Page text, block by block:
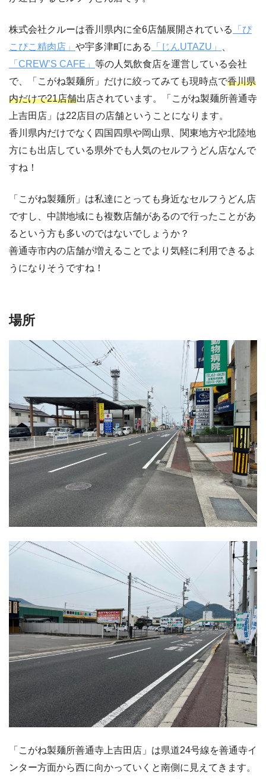
株式会社クルーは香川県内に全6店舗展開されている
「ぴ
こぴこ精肉店」 や宇多津町にある 「じんUTAZU」
「CREW’S CAFE」 等の人気飲食店を運営している会社
で、「こがね製麺所」だけに絞ってみても現時点で香川県
内だけで21店舗出店されています。「こがね製麺所善通寺
上吉田店」は22店目の店舗ということになります。
香川県内だけでなく四国四県や岡山県、関東地方や北陸地
方にも出店している県外でも人気のセルフうどん店なんで
すね！
「こがね製麺所」は私達にとっても身近なセルフうどん店
ですし、中讃地域にも複数店舗があるので行ったことがあ
るという方も多いのではないでしょうか？
善通寺市内の店舗が増えることでより気軽に利用できるよ
うになりそうですね！
場所
「こがね製麺所善通寺上吉田店」は県道24号線を善通寺イ
ンター方面から西に向かっていくと南側に見えてきます。